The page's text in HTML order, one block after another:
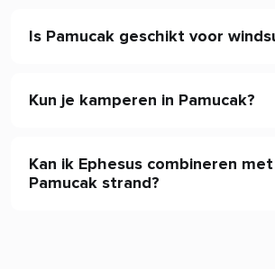
Is Pamucak geschikt voor
Kun je kamperen in Pamucak?
Kan ik Ephesus combineren
Pamucak strand?